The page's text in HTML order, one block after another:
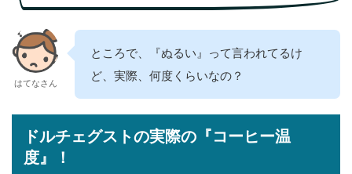
はてなさん
ところで、『ぬるい』って言われてるけ
ど、実際、何度くらいなの？
ドルチェグストの実際の『コーヒー温
度』！